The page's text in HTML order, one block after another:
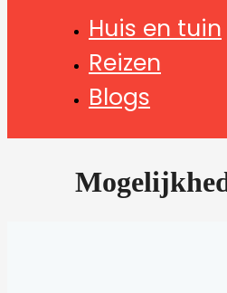
Huis en tuin
Reizen
Blogs